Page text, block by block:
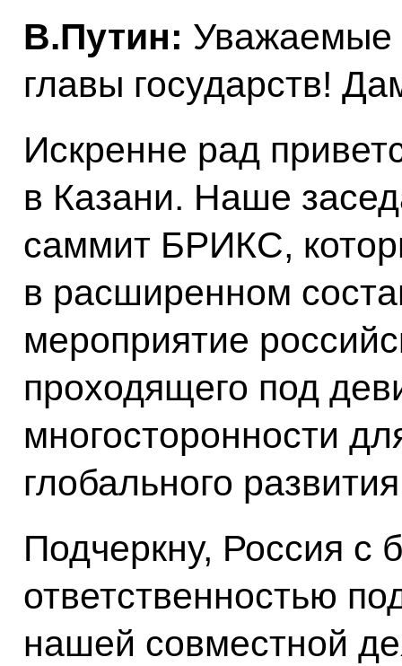
В.Путин: Уважаемые
главы государств!
Искренне рад
в Казани. Наше
саммит БРИКС,
в расширенном
мероприятие
проходящего под
многосторонности
глобального
Подчеркну, Россия с
ответственностью
нашей совместной